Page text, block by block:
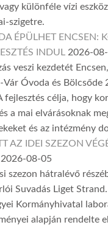
különféle vízi
szigetre.
ÉPÜLHET ENCSEN:
INDUL 2026-
veszi kezdetét
Vár Óvoda és Bölcsőde
fejlesztés célja, hogy
a mai elvárásoknak
és az intézmény
AZ IDEI SZEZON
2026-08-05
szezon hátralévő
Suvadás Liget
Kormányhivatal
alapján rendelte